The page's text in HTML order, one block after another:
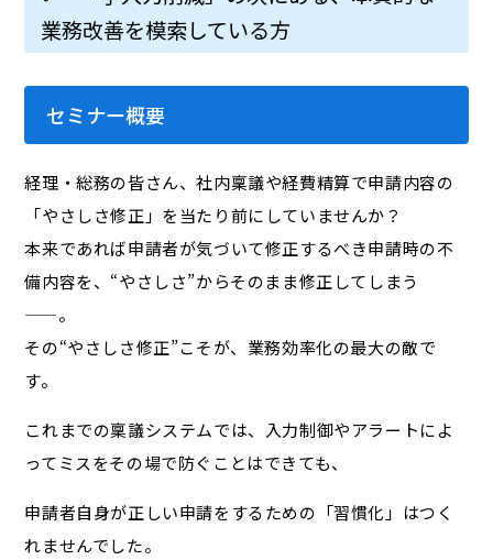
業務改善を模索している方
セミナー概要
経理・総務の皆さん、社内稟議や経費精算で申請内容の
「やさしさ修正」を当たり前にしていませんか？
本来であれば申請者が気づいて修正するべき申請時の不
備内容を、“やさしさ”からそのまま修正してしまう
——。
その“やさしさ修正”こそが、業務効率化の最大の敵で
す。
これまでの稟議システムでは、入力制御やアラートによ
ってミスをその場で防ぐことはできても、
申請者自身が正しい申請をするための「習慣化」はつく
れませんでした。